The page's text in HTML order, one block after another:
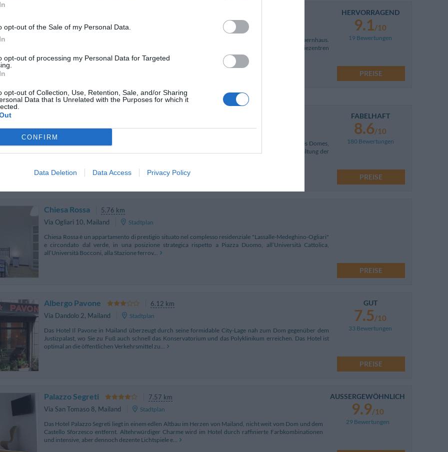
opt-out of the Sale of my Personal Data.
opt-out of processing my Personal Data for Targeted
opt-out of Collection, Use, Retention, Sale, and/or Sharing
Data that Is Unrelated with the Purposes for which it
CONFIRM
Data Deletion Data Access Privacy Policy
Strada Vigentina 1,Opera
Das Hotel Cascina Marisa liegt südlich von Mailand in Opera, in einem gemütlichen renovierten Bauernhaus.
Durch seine hervorragende Lage mit bequemem Zugang zu den Straßenverbindungen und Industriezentren
der Umgebung eignet sich das Hotel insbesondere f...
HERVORRAGEND
9.1/10
19 Bewertungen
PREISE
PRIVATE ANGEBOTE im InItalia Club an!
Corso Di Porta Romana 48,Mailand
Stadtplan
Für einen Aufenthalt mit Klasse in Mailand wählen Sie das Lloyd Hotel, das sich ganz in der Nähe des Domes,
der Scala und den anderen exklusiven Adressen in der Metropole befindet. Die raffinierte Ausgestaltung der
FABELHAFT
8.6/10
180 Bewertungen
PREISE
Chiesa Rossa
5.76 km
Via Ogliari 10, Mailand
Stadtplan
Chiesa Rossa è un appartamento di prestigio situato nel complesso residenziale "Lassalle-Medeghino-Ogliari"
e circondato dal verde, in una posizione strategica rispetto a Piazza Duomo, all’Università Cattolica,
all’Università Bocconi, alla Stazione ferrov...
PREISE
Albergo Pavone
6.12 km
Via Dandolo 2, Mailand
Stadtplan
Das Hotel Il Pavone in Mailand überzeugt durch seine formidable City-Lage nah zum Dom gegenüber dem
Justizpalast, wo Sie zu Fuß auch schnell das Konservatorium und das Polyklinikum erreichen. Das Hotel ist
optimal an die öffentlichen Verkehrsmittel zu...
GUT
7.5/10
33 Bewertungen
PREISE
Palazzo Segreti
7.57 km
Via San Tomaso 8, Mailand
Stadtplan
Das Hotel Palazzo Segreti liegt in einem edlen Altbau im Herzen von Mailand, nicht weit vom Dom und dem
Castello Sforzesco entfernt. Altehrwürdiger Charme wird im Hotel durch raffinierte Farbkombinationen
und intensive, aber dennoch dezente Lichtspiele e...
AUSSERGEWÖHNLICH
9.9/10
29 Bewertungen